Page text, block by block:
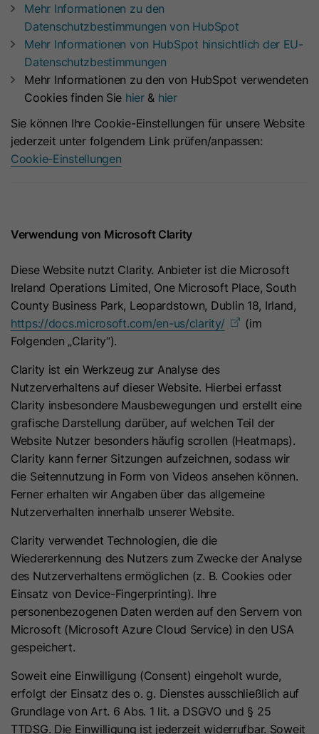
Mehr Informationen zu den
Datenschutzbestimmungen von HubSpot
Mehr Informationen von HubSpot hinsichtlich der EU-
Datenschutzbestimmungen
Mehr Informationen zu den von HubSpot verwendeten
Cookies finden Sie hier & hier
Sie können Ihre Cookie-Einstellungen für unsere Website
jederzeit unter folgendem Link prüfen/anpassen:
Cookie-Einstellungen
Verwendung von Microsoft Clarity
Diese Website nutzt Clarity. Anbieter ist die Microsoft
Ireland Operations Limited, One Microsoft Place, South
County Business Park, Leopardstown, Dublin 18, Irland,
https://docs.microsoft.com/en-us/clarity/
(im
Folgenden „Clarity“).
Clarity ist ein Werkzeug zur Analyse des
Nutzerverhaltens auf dieser Website. Hierbei erfasst
Clarity insbesondere Mausbewegungen und erstellt eine
grafische Darstellung darüber, auf welchen Teil der
Website Nutzer besonders häufig scrollen (Heatmaps).
Clarity kann ferner Sitzungen aufzeichnen, sodass wir
die Seitennutzung in Form von Videos ansehen können.
Ferner erhalten wir Angaben über das allgemeine
Nutzerverhalten innerhalb unserer Website.
Clarity verwendet Technologien, die die
Wiedererkennung des Nutzers zum Zwecke der Analyse
des Nutzerverhaltens ermöglichen (z. B. Cookies oder
Einsatz von Device-Fingerprinting). Ihre
personenbezogenen Daten werden auf den Servern von
Microsoft (Microsoft Azure Cloud Service) in den USA
gespeichert.
Soweit eine Einwilligung (Consent) eingeholt wurde,
erfolgt der Einsatz des o. g. Dienstes ausschließlich auf
Grundlage von Art. 6 Abs. 1 lit. a DSGVO und § 25
TTDSG. Die Einwilligung ist jederzeit widerrufbar. Soweit
Anbieter LinkedIn
Laufzeit 90 Tage
Zweck
Mit diesem Cookie werden
Übereinstimmungen der Identität eines
Nutzers festgestellt.
Anbieter LinkedIn
Laufzeit 90 Tage
Zweck
Mit diesem Cookie wird ein LinkedIn
Mitglied für Werbung über Google Ads
identifiziert.
Name BizographicsOptOut
Anbieter LinkedIn
Laufzeit 10 Jahre
Zweck
Dieses Cookie wird verwendet, um
den Opt-out-Status von
Nichtmitgliedern zu ermitteln.
Name li_giant
Anbieter LinkedIn
Laufzeit 7 Tage
Zweck
LinkedIn Mitgliedern, die für das
Conversion Tracking verwendet wird.
Zweck
Dieses Cookie enthält Informationen
zu Werbekampagnen und dient der
Zuordnung von Conversions zu
Google Ads Kampagnen, wenn
Google Analytics mit Google Ads